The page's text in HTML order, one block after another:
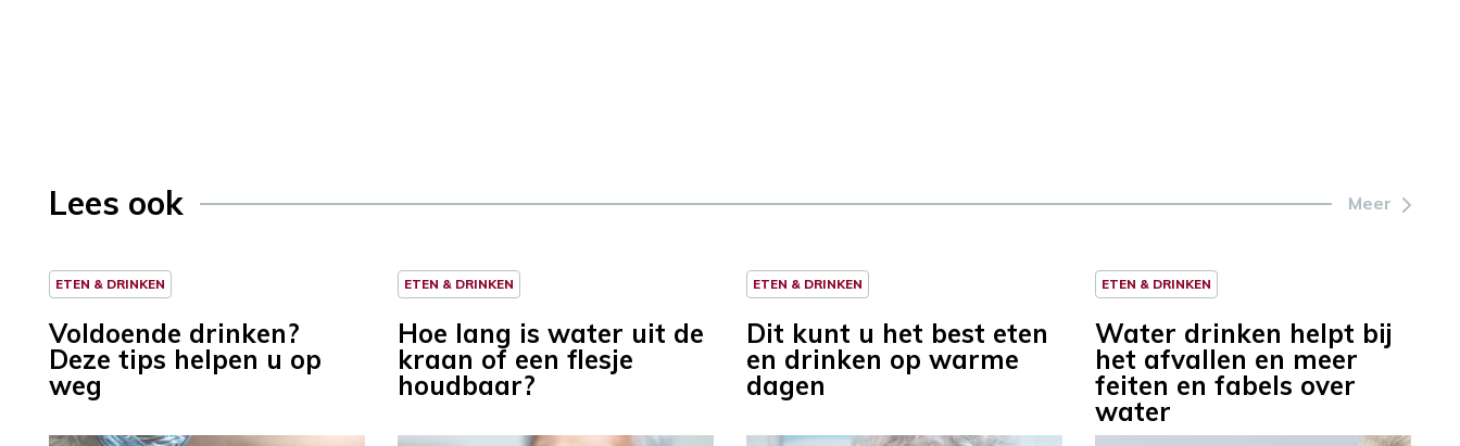
Lees ook Meer
ETEN & DRINKEN
Voldoende drinken?
Deze tips helpen u op
weg
ETEN & DRINKEN
Hoe lang is water uit de
kraan of een flesje
houdbaar?
ETEN & DRINKEN
Dit kunt u het best eten
en drinken op warme
dagen
ETEN & DRINKEN
Water drinken helpt bij
het afvallen en meer
feiten en fabels over
water